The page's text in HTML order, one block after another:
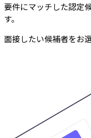
要件にマッチした認定
す。
面接したい候補者をお